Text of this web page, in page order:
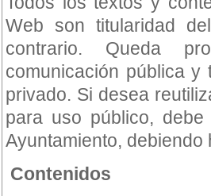
Web son titularidad
contrario. Queda
comunicación pública
privado. Si desea
para uso público,
Ayuntamiento,
Contenidos